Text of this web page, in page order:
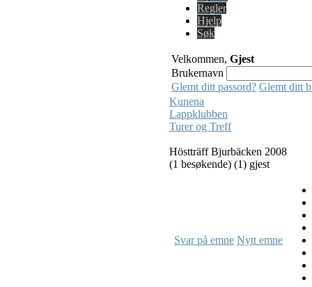
Regler
Hjelp
Søk
Velkommen, Gjest
Brukernavn
Glemt ditt passord? Glemt ditt
Kunena
Lappklubben
Turer og Treff
Höstträff Bjurbäcken 2008
(1 besøkende) (1) gjest
Svar på emne Nytt emne